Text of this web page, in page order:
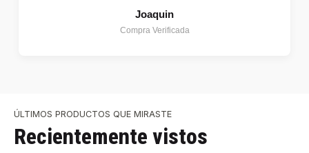
Joaquin
Compra Verificada
ÚLTIMOS PRODUCTOS QUE MIRASTE
Recientemente vistos